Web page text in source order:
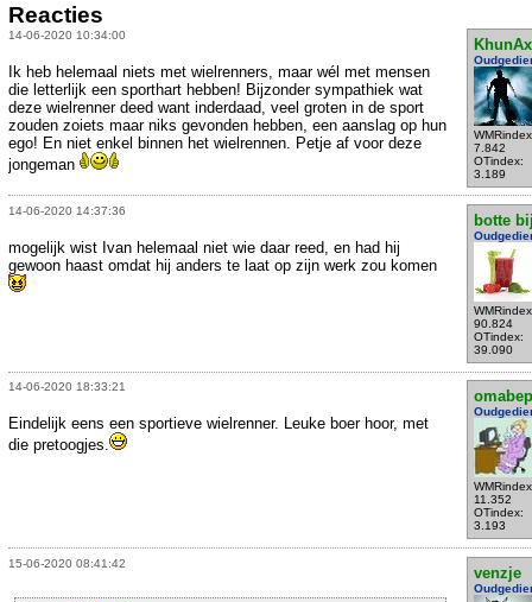
Reacties
14-06-2020 10:34:00
7.842
OTindex:
3.189
Ik heb helemaal niets met wielrenners, maar wél met mensen
die letterlijk een sporthart hebben! Bijzonder sympathiek wat
deze wielrenner deed want inderdaad, veel groten in de sport
zouden zoiets maar niks gevonden hebben, een aanslag op hun
ego! En niet enkel binnen het wielrennen. Petje af voor deze
jongeman
14-06-2020 14:37:36
botte
90.824
OTindex:
39.090
mogelijk wist Ivan helemaal niet wie daar reed, en had hij
gewoon haast omdat hij anders te laat op zijn werk zou komen
14-06-2020 18:33:21
omabep
11.352
OTindex:
3.193
Eindelijk eens een sportieve wielrenner. Leuke boer hoor, met
die pretoogjes.
15-06-2020 08:41:42
venzje